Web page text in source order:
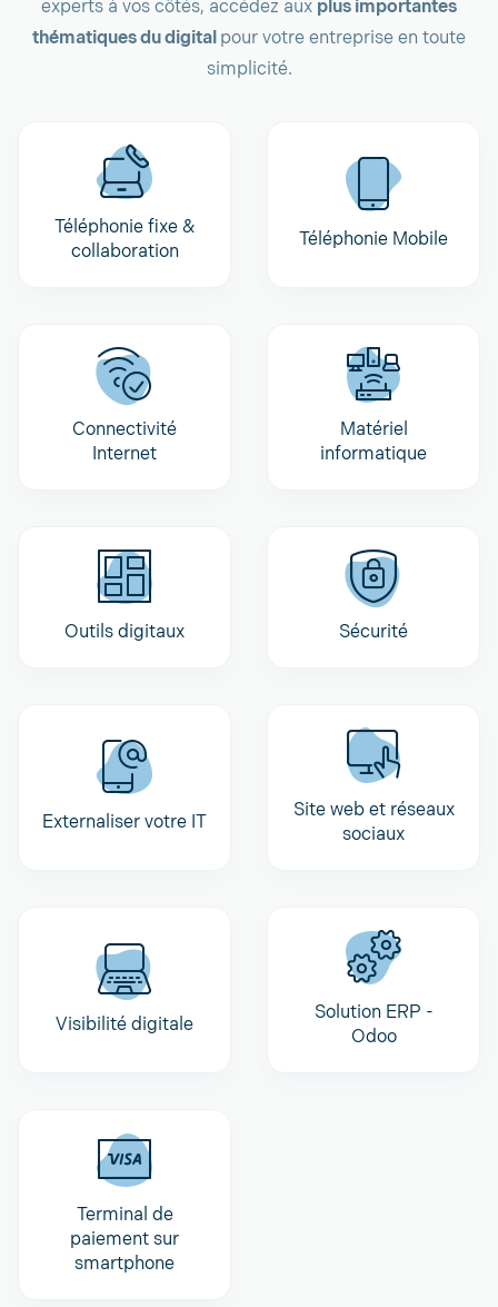
experts à vos côtés, accédez aux plus importantes
thématiques du digital pour votre entreprise en toute
simplicité.
Téléphonie fixe &
collaboration
Téléphonie Mobile
Connectivité
Internet
Matériel
informatique
Outils digitaux Sécurité
Externaliser votre IT
Site web et réseaux
sociaux
Visibilité digitale
Solution ERP -
Odoo
Terminal de
paiement sur
smartphone